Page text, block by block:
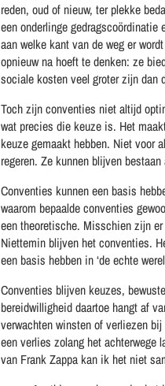
reden, oud of nieuw, ter plekke
een onderlinge
aan welke kant van de weg er
opnieuw na hoeft te denken: ze
sociale kosten veel groter zijn dan
Toch zijn conventies niet altijd
wat precies die keuze is. Het
keuze gemaakt hebben. Niet voor
regeren. Ze kunnen blijven
Conventies kunnen een basis
waarom bepaalde conventies
een theoretische. Misschien zijn
Niettemin blijven het conventies.
een basis hebben in ‘de echte
Conventies blijven keuzes,
bereidwilligheid daartoe hangt af
verwachten winsten of verliezen
een verlies zolang het achterwege
van Frank Zappa kan ik het niet